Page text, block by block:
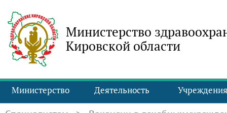
Министерство
Кировской области
Министерство Деятельность Учреждения